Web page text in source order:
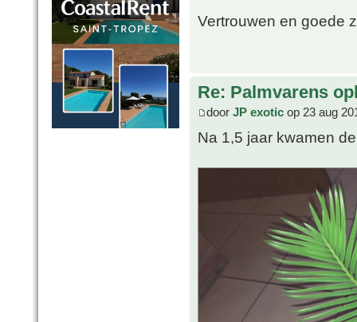
Vertrouwen en goede
Re: Palmvarens
door JP exotic op 23 aug
Na 1,5 jaar kwamen